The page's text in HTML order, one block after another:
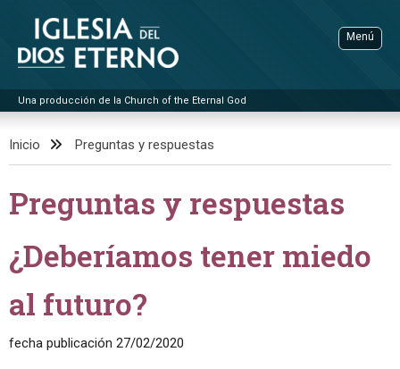
contenido
Dios Eterno
Una producción de la Church of the Eternal God
Menú
BÚSQUEDA AVANZADA
SOBRE NOSOTROS
POR TITULO
EDITORIALES
PREGUNTAS Y RESPUESTAS
Inicio Preguntas y respuestas
Preguntas y respuestas
¿Deberíamos tener miedo
al futuro?
fecha publicación 27/02/2020